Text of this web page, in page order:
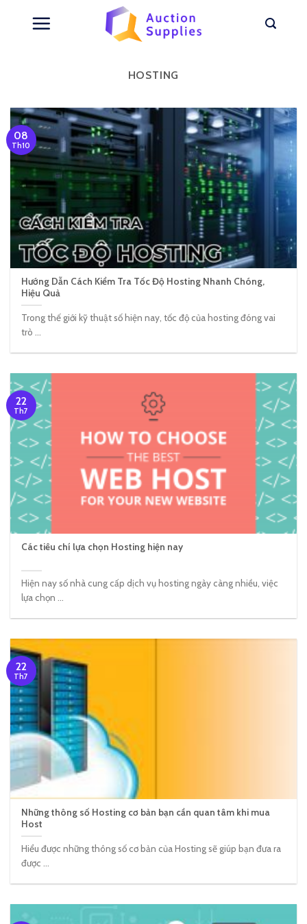
HOSTING
Hướng Dẫn Cách Kiểm Tra Tốc Độ Hosting Nhanh Chóng,
Hiệu Quả
Trong thế giới kỹ thuật số hiện nay, tốc độ của hosting đóng vai
trò ...
08
Th10
Các tiêu chí lựa chọn Hosting hiện nay
Hiện nay số nhà cung cấp dịch vụ hosting ngày càng nhiều, việc
lựa chọn ...
22
Th7
Những thông số Hosting cơ bản bạn cần quan tâm khi mua
Host
Hiểu được những thông số cơ bản của Hosting sẽ giúp bạn đưa ra
được ...
22
Th7